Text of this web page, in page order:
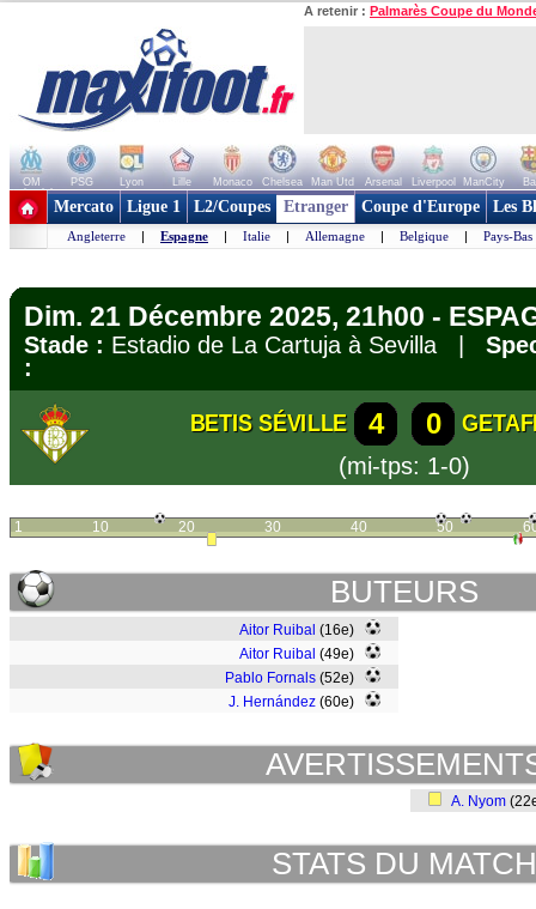
A retenir : Palmarès Coupe du
OM PSG Lyon Lille Monaco Chelsea Man Utd Arsenal Liverpool ManCity
+ de clubs
Mercato Ligue 1 L2/Coupes Etranger Coupe d'Europe Les
Angleterre | Espagne | Italie | Allemagne | Belgique | Pays-Bas
Dim. 21 Décembre 2025, 21h00 -
Stade : Estadio de La Cartuja à Sevilla |
:
BETIS SÉVILLE 4 0
(mi-tps: 1-0)
1 10 20 30 40 50
BUTEURS
Aitor Ruibal (16e)
Aitor Ruibal (49e)
Pablo Fornals (52e)
J. Hernández (60e)
A. Nyom
STATS DU MATCH